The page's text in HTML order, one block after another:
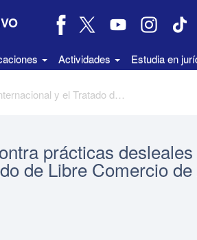
Actividades Estudia en
El sistema mexicano contra prácticas desleales de comercio internacional y el Tratado de Libre Comercio de América del Norte
prácticas
de Libre Comercio